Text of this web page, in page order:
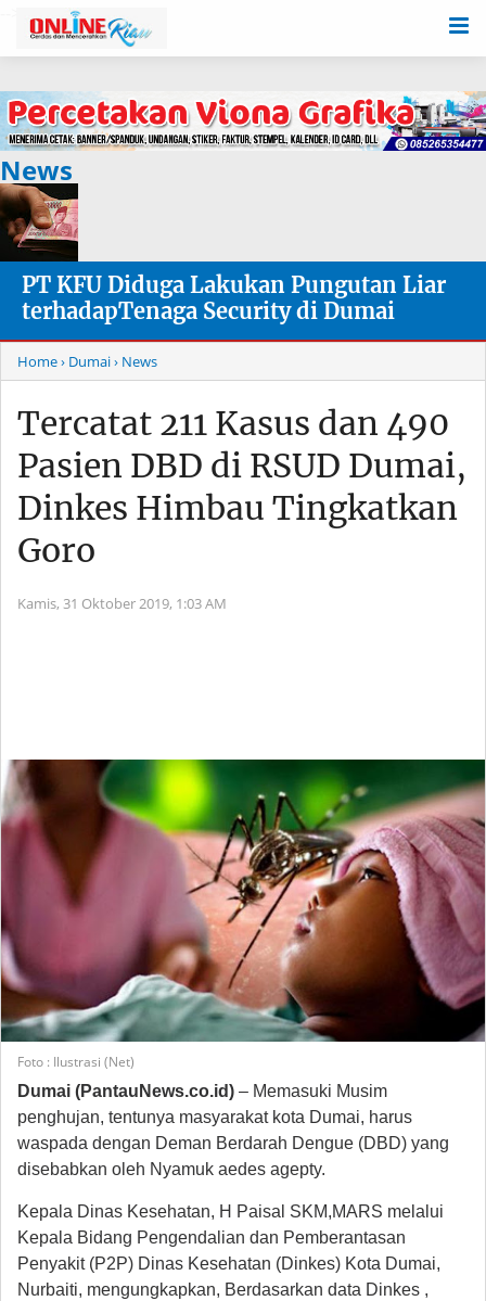
News
PT KFU Diduga Lakukan Pungutan Liar
terhadapTenaga Security di Dumai
Home› Dumai› News
Tercatat 211 Kasus dan 490
Pasien DBD di RSUD Dumai,
Dinkes Himbau Tingkatkan
Goro
Kamis, 31 Oktober 2019, 1:03 AM
Foto : Ilustrasi (Net)
Dumai (PantauNews.co.id) – Memasuki Musim
penghujan, tentunya masyarakat kota Dumai, harus
waspada dengan Deman Berdarah Dengue (DBD) yang
disebabkan oleh Nyamuk aedes agepty.
Kepala Dinas Kesehatan, H Paisal SKM,MARS melalui
Kepala Bidang Pengendalian dan Pemberantasan
Penyakit (P2P) Dinas Kesehatan (Dinkes) Kota Dumai,
Nurbaiti, mengungkapkan, Berdasarkan data Dinkes ,